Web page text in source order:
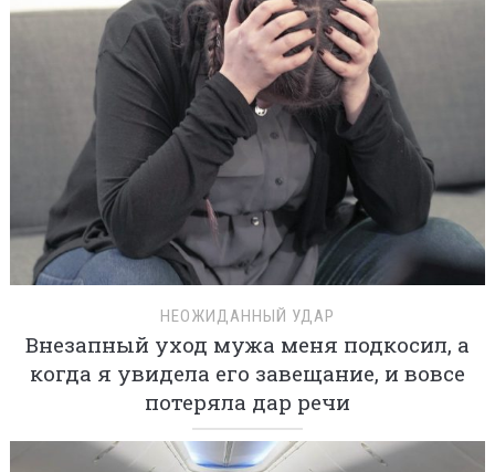
НЕОЖИДАННЫЙ УДАР
Внезапный уход мужа меня подкосил, а
когда я увидела его завещание, и вовсе
потеряла дар речи